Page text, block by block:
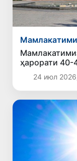
ҳарорати 40-
24 июл